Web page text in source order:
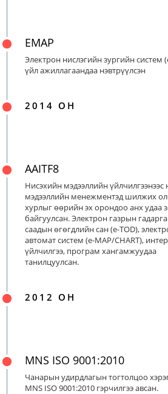
EMAP
Электрон нислэгийн зургийн систем
үйл ажиллагаандаа нэвтрүүлсэн
2014 ОН
AAITF8
Нисэхийн мэдээллийн үйлчилгээнээс
мэдээллийн менежментэд шилжих
хурлыг өөрийн эх орондоо анх удаа
байгуулсан. Электрон газрын
саадын өгөгдлийн сан (e-TOD),
автомат систем (e-MAP/CHART),
үйлчилгээ, програм хангамжуудаа
танилцуулсан.
2012 ОН
MNS ISO 9001:2010
Чанарын удирдлагын тогтолцоо
MNS ISO 9001:2010 гэрчилгээ авсан.